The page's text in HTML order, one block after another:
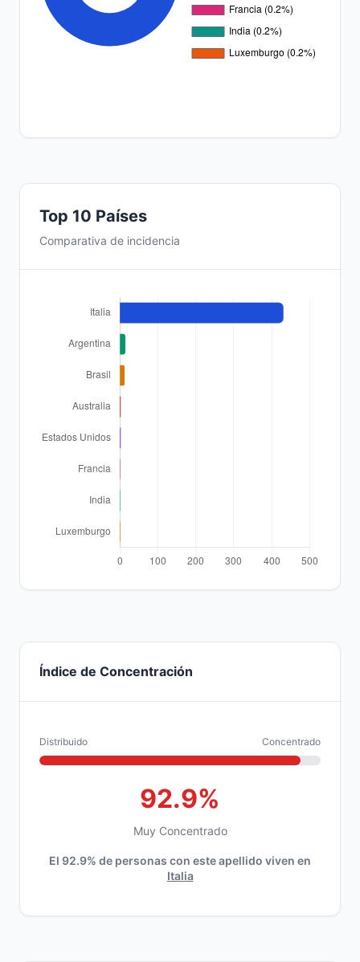
Top 10 Países
Comparativa de incidencia
Índice de Concentración
Distribuido Concentrado
92.9%
Muy Concentrado
El 92.9% de personas con este apellido viven en
Italia